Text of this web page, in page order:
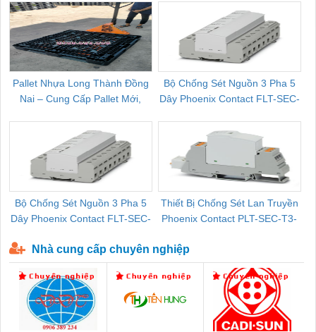
Pallet Nhựa Long Thành Đồng
Nai – Cung Cấp Pallet Mới,
Bộ Chống Sét Nguồn 3 Pha 5
Dây Phoenix Contact FLT-SEC-
Bộ Chống Sét Nguồn 3 Pha 5
Dây Phoenix Contact FLT-SEC-
Thiết Bị Chống Sét Lan Truyền
Phoenix Contact PLT-SEC-T3-
Nhà cung cấp chuyên nghiệp